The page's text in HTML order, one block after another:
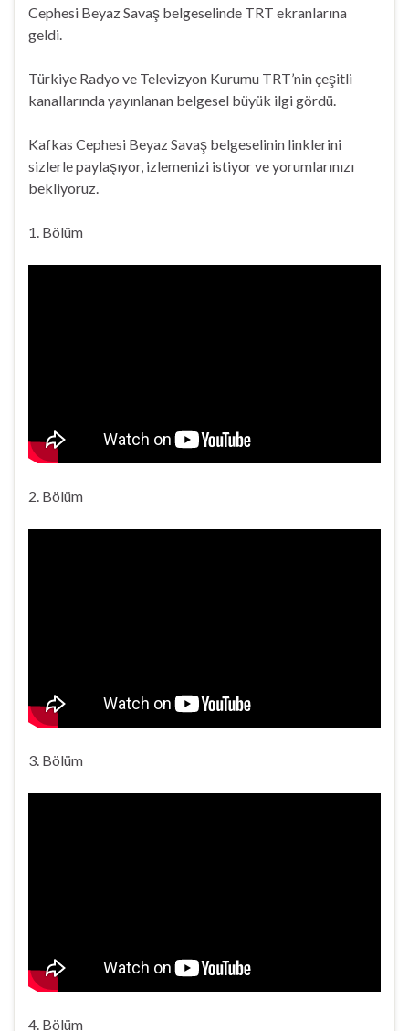
Cephesi Beyaz Savaş belgeselinde TRT ekranlarına
geldi.
Türkiye Radyo ve Televizyon Kurumu TRT’nin çeşitli
kanallarında yayınlanan belgesel büyük ilgi gördü.
Kafkas Cephesi Beyaz Savaş belgeselinin linklerini
sizlerle paylaşıyor, izlemenizi istiyor ve yorumlarınızı
bekliyoruz.
1. Bölüm
2. Bölüm
3. Bölüm
4. Bölüm